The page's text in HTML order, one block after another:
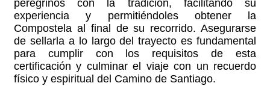
peregrinos con la tradición, facilitando su
experiencia y permitiéndoles obtener la
Compostela al final de su recorrido. Asegurarse
de sellarla a lo largo del trayecto es fundamental
para cumplir con los requisitos de esta
certificación y culminar el viaje con un recuerdo
físico y espiritual del Camino de Santiago.